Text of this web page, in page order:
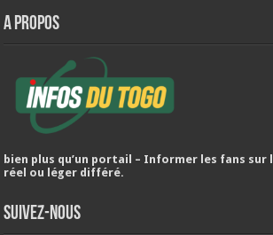
A PROPOS
bien plus qu’un portail – Informer les fans sur
réel ou léger différé.
Suivez-nous